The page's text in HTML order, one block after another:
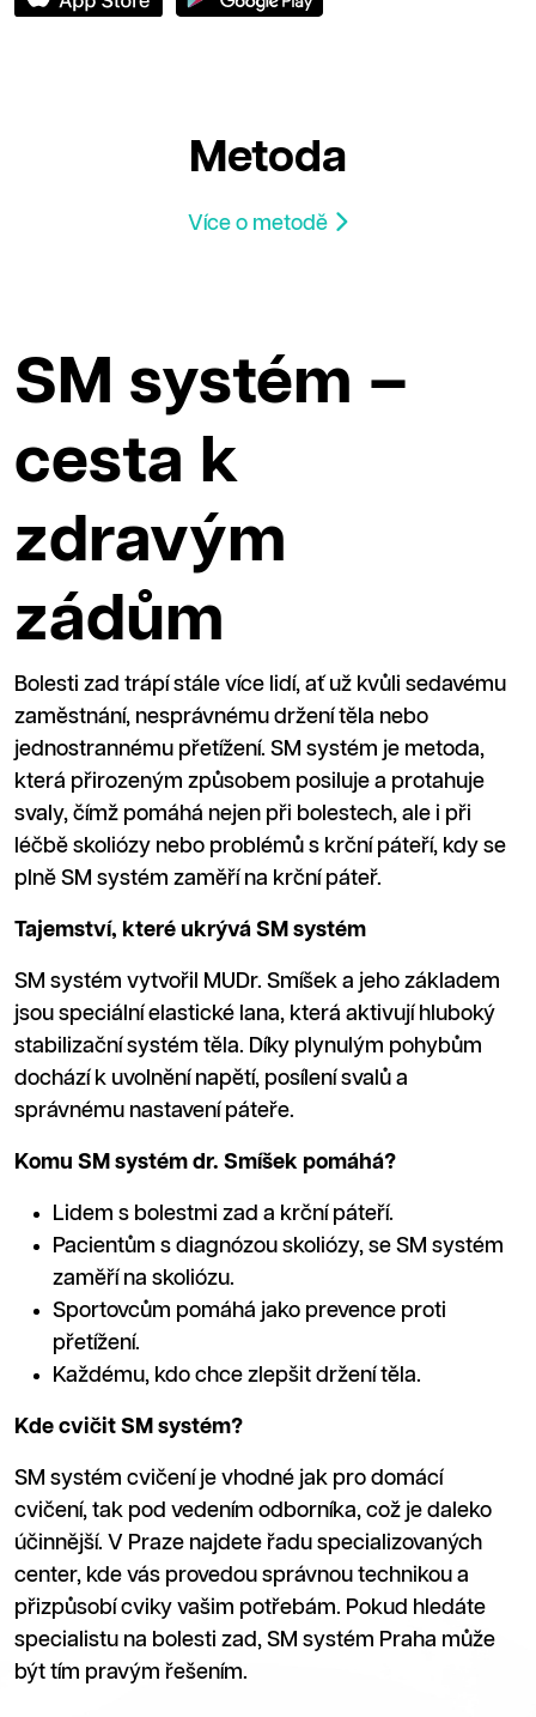
Metoda
Více o metodě
SM systém –
cesta k
zdravým
zádům
Bolesti zad trápí stále více lidí, ať už kvůli sedavému
zaměstnání, nesprávnému držení těla nebo
jednostrannému přetížení. SM systém je metoda,
která přirozeným způsobem posiluje a protahuje
svaly, čímž pomáhá nejen při bolestech, ale i při
léčbě skoliózy nebo problémů s krční páteří, kdy se
plně SM systém zaměří na krční páteř.
Tajemství, které ukrývá SM systém
SM systém vytvořil MUDr. Smíšek a jeho základem
jsou speciální elastické lana, která aktivují hluboký
stabilizační systém těla. Díky plynulým pohybům
dochází k uvolnění napětí, posílení svalů a
správnému nastavení páteře.
Komu SM systém dr. Smíšek pomáhá?
Lidem s bolestmi zad a krční páteří.
Pacientům s diagnózou skoliózy, se SM systém
zaměří na skoliózu.
Sportovcům pomáhá jako prevence proti
přetížení.
Každému, kdo chce zlepšit držení těla.
Kde cvičit SM systém?
SM systém cvičení je vhodné jak pro domácí
cvičení, tak pod vedením odborníka, což je daleko
účinnější. V Praze najdete řadu specializovaných
center, kde vás provedou správnou technikou a
přizpůsobí cviky vašim potřebám. Pokud hledáte
specialistu na bolesti zad, SM systém Praha může
být tím pravým řešením.